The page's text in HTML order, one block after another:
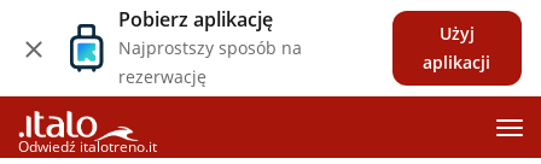
Pobierz aplikację
Najprostszy sposób na
rezerwację
Użyj
aplikacji
Odwiedź italotreno.it